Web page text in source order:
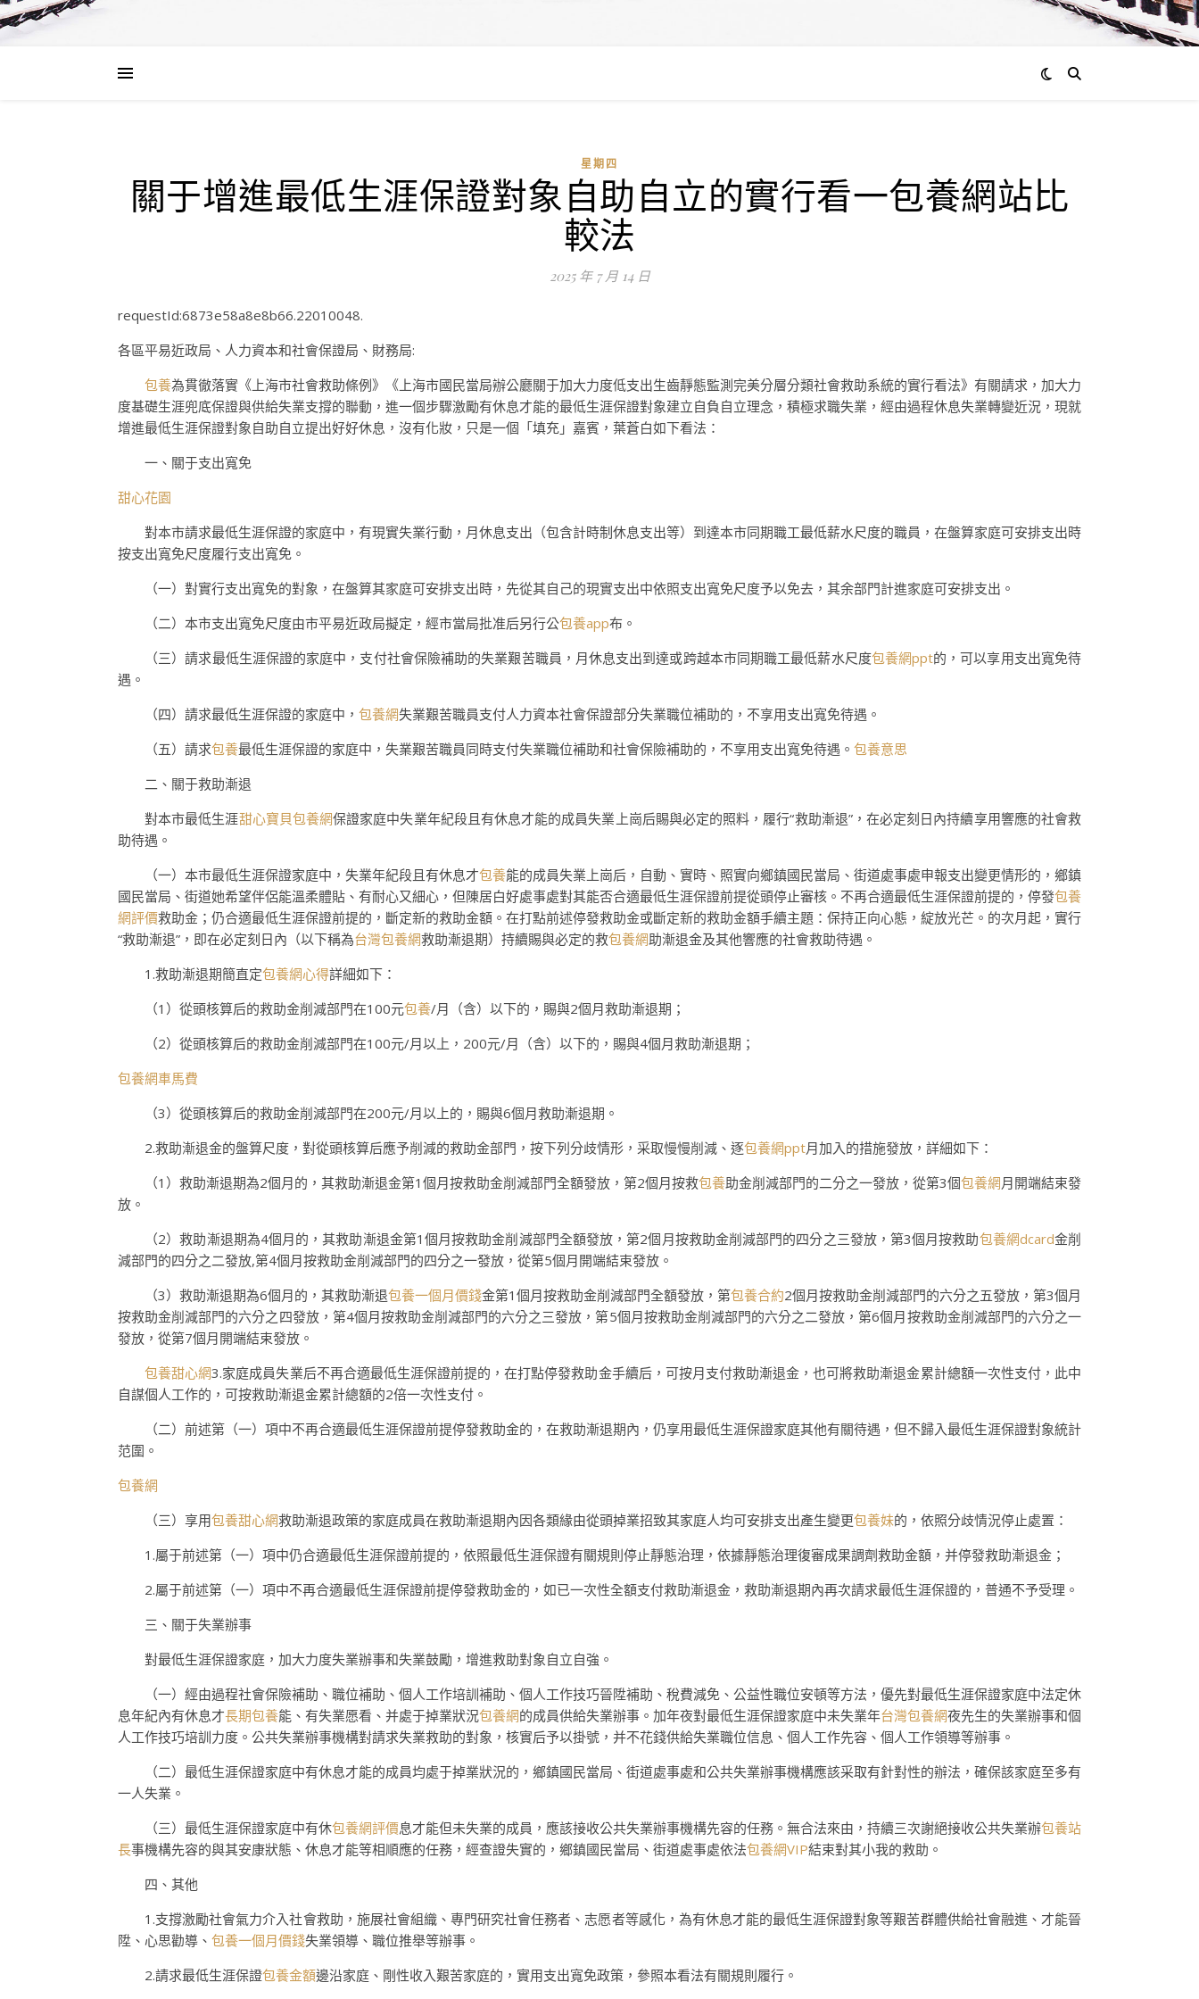
星期四
關于增進最低生涯保證對象自助自立的實行看一包養網站比
較法
2025 年 7 月 14 日
requestId:6873e58a8e8b66.22010048.
各區平易近政局、人力資本和社會保證局、財務局:
包養為貫徹落實《上海市社會救助條例》《上海市國民當局辦公廳關于加大力度低支出生齒靜態監測完美分層分類社會救助系統的實行看法》有關請求，加大力
度基礎生涯兜底保證與供給失業支撐的聯動，進一個步驟激勵有休息才能的最低生涯保證對象建立自負自立理念，積極求職失業，經由過程休息失業轉變近況，現就
增進最低生涯保證對象自助自立提出好好休息，沒有化妝，只是一個「填充」嘉賓，葉蒼白如下看法：
一、關于支出寬免
甜心花園
對本市請求最低生涯保證的家庭中，有現實失業行動，月休息支出（包含計時制休息支出等）到達本市同期職工最低薪水尺度的職員，在盤算家庭可安排支出時
按支出寬免尺度履行支出寬免。
（一）對實行支出寬免的對象，在盤算其家庭可安排支出時，先從其自己的現實支出中依照支出寬免尺度予以免去，其余部門計進家庭可安排支出。
（二）本市支出寬免尺度由市平易近政局擬定，經市當局批准后另行公包養app布。
（三）請求最低生涯保證的家庭中，支付社會保險補助的失業艱苦職員，月休息支出到達或跨越本市同期職工最低薪水尺度包養網ppt的，可以享用支出寬免待
遇。
（四）請求最低生涯保證的家庭中， 包養網失業艱苦職員支付人力資本社會保證部分失業職位補助的，不享用支出寬免待遇。
（五）請求包養最低生涯保證的家庭中，失業艱苦職員同時支付失業職位補助和社會保險補助的，不享用支出寬免待遇。 包養意思
二、關于救助漸退
對本市最低生涯甜心寶貝包養網保證家庭中失業年紀段且有休息才能的成員失業上崗后賜與必定的照料，履行“救助漸退”，在必定刻日內持續享用響應的社會救
助待遇。
（一）本市最低生涯保證家庭中，失業年紀段且有休息才包養能的成員失業上崗后，自動、實時、照實向鄉鎮國民當局、街道處事處申報支出變更情形的，鄉鎮
國民當局、街道她希望伴侶能溫柔體貼、有耐心又細心，但陳居白好處事處對其能否合適最低生涯保證前提從頭停止審核。不再合適最低生涯保證前提的，停發包養
網評價救助金；仍合適最低生涯保證前提的，斷定新的救助金額。在打點前述停發救助金或斷定新的救助金額手續主題：保持正向心態，綻放光芒。的次月起，實行
“救助漸退”，即在必定刻日內（以下稱為台灣包養網救助漸退期）持續賜與必定的救包養網助漸退金及其他響應的社會救助待遇。
1.救助漸退期簡直定包養網心得詳細如下：
（1）從頭核算后的救助金削減部門在100元包養/月（含）以下的，賜與2個月救助漸退期；
（2）從頭核算后的救助金削減部門在100元/月以上，200元/月（含）以下的，賜與4個月救助漸退期；
包養網車馬費
（3）從頭核算后的救助金削減部門在200元/月以上的，賜與6個月救助漸退期。
2.救助漸退金的盤算尺度，對從頭核算后應予削減的救助金部門，按下列分歧情形，采取慢慢削減、逐包養網ppt月加入的措施發放，詳細如下：
（1）救助漸退期為2個月的，其救助漸退金第1個月按救助金削減部門全額發放，第2個月按救包養助金削減部門的二分之一發放，從第3個包養網月開端結束發
放。
（2）救助漸退期為4個月的，其救助漸退金第1個月按救助金削減部門全額發放，第2個月按救助金削減部門的四分之三發放，第3個月按救助包養網dcard金削
減部門的四分之二發放,第4個月按救助金削減部門的四分之一發放，從第5個月開端結束發放。
（3）救助漸退期為6個月的，其救助漸退包養一個月價錢金第1個月按救助金削減部門全額發放，第包養合約2個月按救助金削減部門的六分之五發放，第3個月
按救助金削減部門的六分之四發放，第4個月按救助金削減部門的六分之三發放，第5個月按救助金削減部門的六分之二發放，第6個月按救助金削減部門的六分之一
發放，從第7個月開端結束發放。
包養甜心網3.家庭成員失業后不再合適最低生涯保證前提的，在打點停發救助金手續后，可按月支付救助漸退金，也可將救助漸退金累計總額一次性支付，此中
自謀個人工作的，可按救助漸退金累計總額的2倍一次性支付。
（二）前述第（一）項中不再合適最低生涯保證前提停發救助金的，在救助漸退期內，仍享用最低生涯保證家庭其他有關待遇，但不歸入最低生涯保證對象統計
范圍。
包養網
（三）享用包養甜心網救助漸退政策的家庭成員在救助漸退期內因各類緣由從頭掉業招致其家庭人均可安排支出產生變更包養妹的，依照分歧情況停止處置：
1.屬于前述第（一）項中仍合適最低生涯保證前提的，依照最低生涯保證有關規則停止靜態治理，依據靜態治理復審成果調劑救助金額，并停發救助漸退金；
2.屬于前述第（一）項中不再合適最低生涯保證前提停發救助金的，如已一次性全額支付救助漸退金，救助漸退期內再次請求最低生涯保證的，普通不予受理。
三、關于失業辦事
對最低生涯保證家庭，加大力度失業辦事和失業鼓勵，增進救助對象自立自強。
（一）經由過程社會保險補助、職位補助、個人工作培訓補助、個人工作技巧晉陞補助、稅費減免、公益性職位安頓等方法，優先對最低生涯保證家庭中法定休
息年紀內有休息才長期包養能、有失業愿看、并處于掉業狀況包養網的成員供給失業辦事。加年夜對最低生涯保證家庭中未失業年台灣包養網夜先生的失業辦事和個
人工作技巧培訓力度。公共失業辦事機構對請求失業救助的對象，核實后予以掛號，并不花錢供給失業職位信息、個人工作先容、個人工作領導等辦事。
（二）最低生涯保證家庭中有休息才能的成員均處于掉業狀況的，鄉鎮國民當局、街道處事處和公共失業辦事機構應該采取有針對性的辦法，確保該家庭至多有
一人失業。
（三）最低生涯保證家庭中有休包養網評價息才能但未失業的成員，應該接收公共失業辦事機構先容的任務。無合法來由，持續三次謝絕接收公共失業辦包養站
長事機構先容的與其安康狀態、休息才能等相順應的任務，經查證失實的，鄉鎮國民當局、街道處事處依法包養網VIP結束對其小我的救助。
四、其他
1.支撐激勵社會氣力介入社會救助，施展社會組織、專門研究社會任務者、志愿者等感化，為有休息才能的最低生涯保證對象等艱苦群體供給社會融進、才能晉
陞、心思勸導、 包養一個月價錢失業領導、職位推舉等辦事。
2.請求最低生涯保證包養金額邊沿家庭、剛性收入艱苦家庭的，實用支出寬免政策，參照本看法有關規則履行。